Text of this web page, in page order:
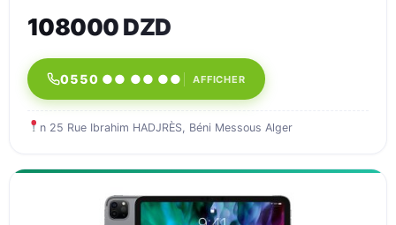
108000 DZD
0550 ●● ●● ●● AFFICHER
n 25 Rue Ibrahim HADJRÈS, Béni Messous Alger